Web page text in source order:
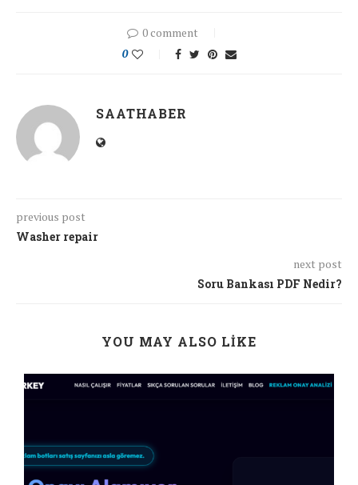
0 comment
0
SAATHABER
previous post
Washer repair
next post
Soru Bankası PDF Nedir?
YOU MAY ALSO LIKE